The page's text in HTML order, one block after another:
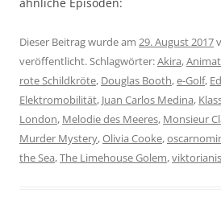
Dieser Beitrag wurde am 29. August 2017
veröffentlicht. Schlagwörter:Akira,
rote Schildkröte, Douglas Booth,e-Golf,
Elektromobilität, Juan Carlos Medina,
London, Melodie des Meeres, Monsieur
Murder Mystery,Olivia Cooke,
the Sea,The Limehouse Golem,